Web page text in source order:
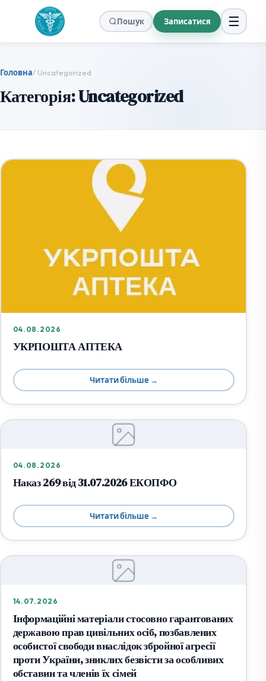
Пошук Записатися ☰
Головна/ Uncategorized
Категорія:Uncategorized
04.08.2026
УКРПОШТА АПТЕКА
Читати більше →
04.08.2026
Наказ 269 від 31.07.2026 ЕКОПФО
Читати більше →
14.07.2026
Інформаційні матеріали стосовно гарантованих
державою прав цивільних осіб, позбавлених
особистої свободи внаслідок збройної агресії
проти України, зниклих безвісти за особливих
обставин та членів їх сімей